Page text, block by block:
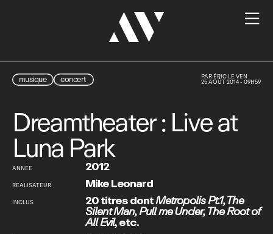

musique concert PAR ÉRIC LE VEN
25 AOÛT 2014 - 09H59
Dreamtheater : Live at
Luna Park
ANNÉE 2012
RÉALISATEUR Mike Leonard
INCLUS 20 titres dontMetropolis Pt.1,The
Silent Man,Pull me Under,The Root of
All Evil,etc.